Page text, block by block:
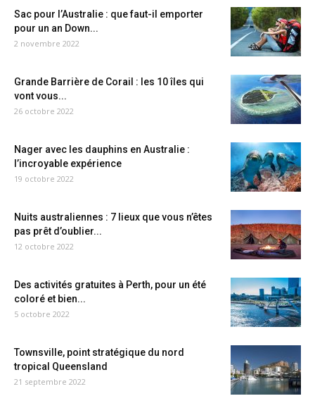
Sac pour l’Australie : que faut-il emporter
pour un an Down...
2 novembre 2022
Grande Barrière de Corail : les 10 îles qui
vont vous...
26 octobre 2022
Nager avec les dauphins en Australie :
l’incroyable expérience
19 octobre 2022
Nuits australiennes : 7 lieux que vous n’êtes
pas prêt d’oublier...
12 octobre 2022
Des activités gratuites à Perth, pour un été
coloré et bien...
5 octobre 2022
Townsville, point stratégique du nord
tropical Queensland
21 septembre 2022